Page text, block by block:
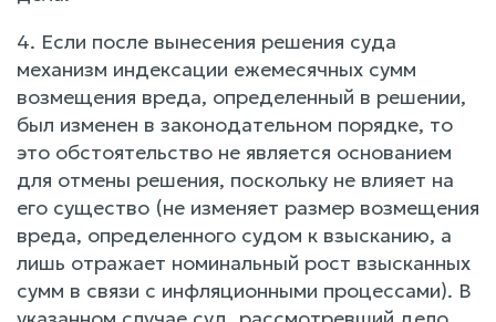
4. Если после вынесения решения суда
механизм индексации ежемесячных сумм
возмещения вреда, определенный в решении,
был изменен в законодательном порядке, то
это обстоятельство не является основанием
для отмены решения, поскольку не влияет на
его существо (не изменяет размер возмещения
вреда, определенного судом к взысканию, а
лишь отражает номинальный рост взысканных
сумм в связи с инфляционными процессами). В